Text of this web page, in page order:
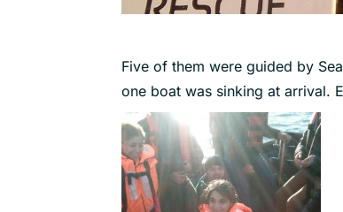
Five of them were guided by
one boat was sinking at arrival.